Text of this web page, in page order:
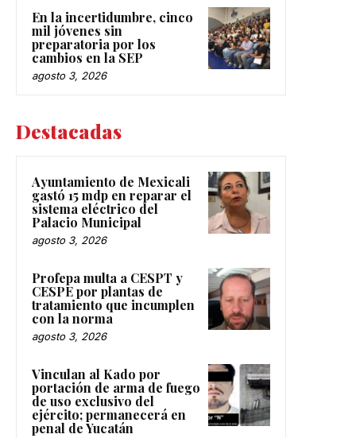
En la incertidumbre, cinco
mil jóvenes sin
preparatoria por los
cambios en la SEP
agosto 3, 2026
Destacadas
Ayuntamiento de Mexicali
gastó 15 mdp en reparar el
sistema eléctrico del
Palacio Municipal
agosto 3, 2026
Profepa multa a CESPT y
CESPE por plantas de
tratamiento que incumplen
con la norma
agosto 3, 2026
Vinculan al Kado por
portación de arma de fuego
de uso exclusivo del
ejército; permanecerá en
penal de Yucatán